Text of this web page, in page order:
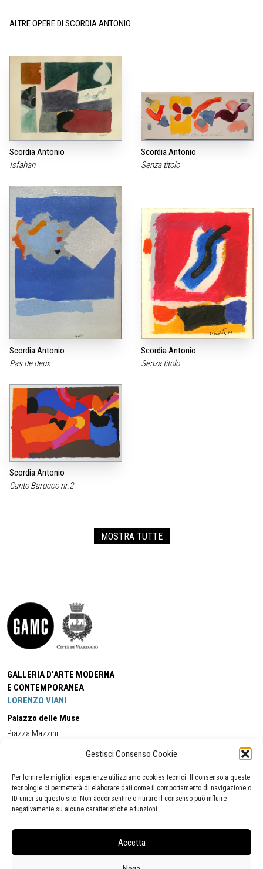
Gestisci Consenso Cookie
Per fornire le migliori esperienze utilizziamo cookies tecnici. Il consenso a queste
tecnologie ci permetterà di elaborare dati come il comportamento di navigazione o
ID unici su questo sito. Non acconsentire o ritirare il consenso può influire
negativamente su alcune caratteristiche e funzioni.
Accetta
ALTRE OPERE DI SCORDIA ANTONIO
Scordia Antonio
Isfahan
Scordia Antonio
Senza titolo
Scordia Antonio
Pas de deux
Scordia Antonio
Senza titolo
Scordia Antonio
Canto Barocco nr.2
MOSTRA TUTTE
GALLERIA D'ARTE MODERNA
E CONTEMPORANEA
LORENZO VIANI
Palazzo delle Muse
Piazza Mazzini
Cell:+39 338 5714978 (orario apertura Galleria)
Tel:
+39 0584 944580
(orario 09.00/13.00)
Email:gamc@comune.viareggio.lu.it
Segnalazione di inaccessibilità